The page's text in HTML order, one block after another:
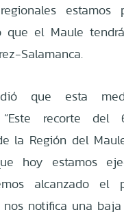
estamos
que el Maule
Salamanca.
que esta
recorte del
la Región del
hoy estamos
alcanzado el
notifica una